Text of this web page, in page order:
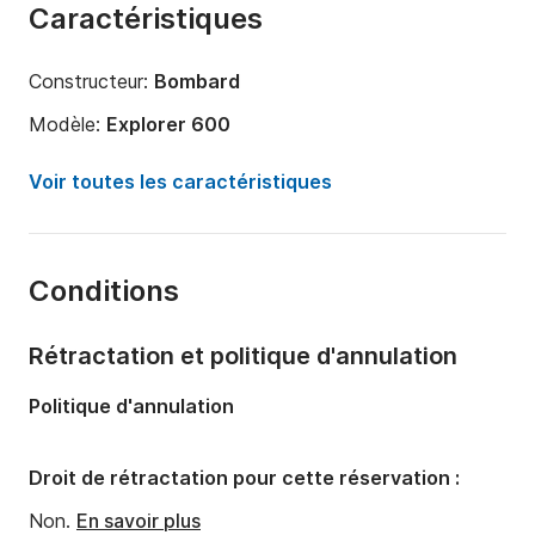
Caractéristiques
Constructeur: Bombard
Modèle: Explorer 600
Puissance moteur:
90cv
Capacité à bord:
Voir toutes les caractéristiques
Conditions
Rétractation et politique d'annulation
Politique d'annulation
Droit de rétractation pour cette réservation :
Non. En savoir plus